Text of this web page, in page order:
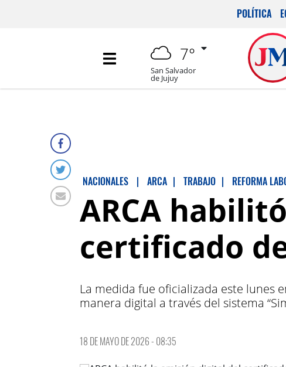
POLÍTICA
7°
San Salvador
de Jujuy
NACIONALES | ARCA | TRABAJO | REFORMA
ARCA
certificado
La medida fue oficializada este lunes
manera digital a través del sistema
18 DE MAYO DE 2026 - 08:35